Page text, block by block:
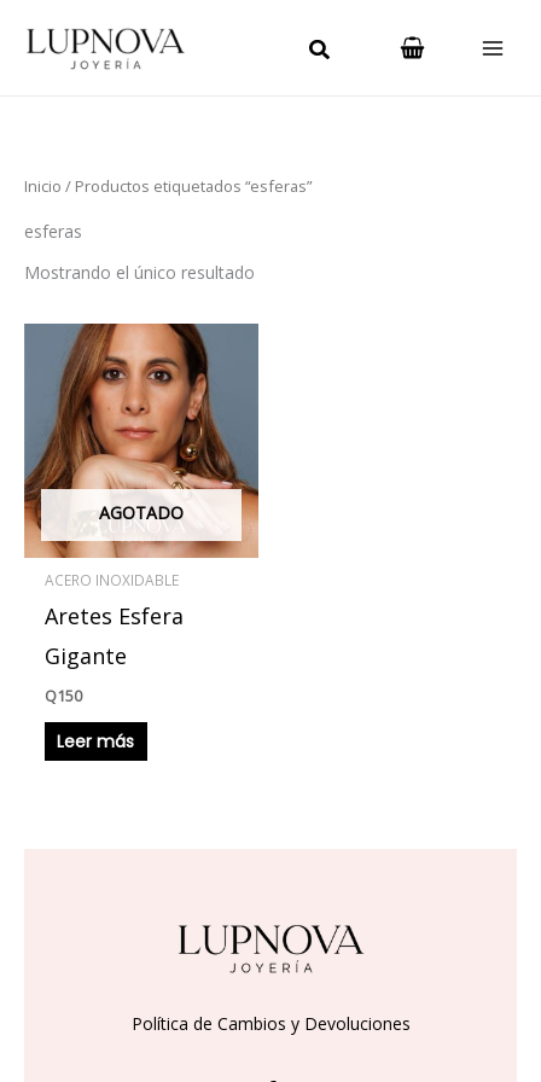
contenido
Inicio / Productos etiquetados “esferas”
esferas
Mostrando el único resultado
AGOTADO
ACERO INOXIDABLE
Aretes Esfera
Gigante
Q150
Leer más
Política de Cambios y Devoluciones